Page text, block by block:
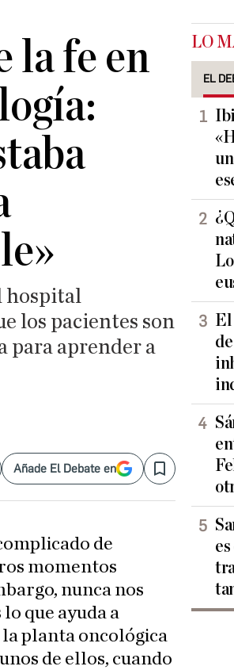
la fe en
hospital
los pacientes son
para aprender a
Añade El Debate en Save
de
momentos
nunca nos
que ayuda a
la planta oncológica
de ellos, cuando
LO
EL
El